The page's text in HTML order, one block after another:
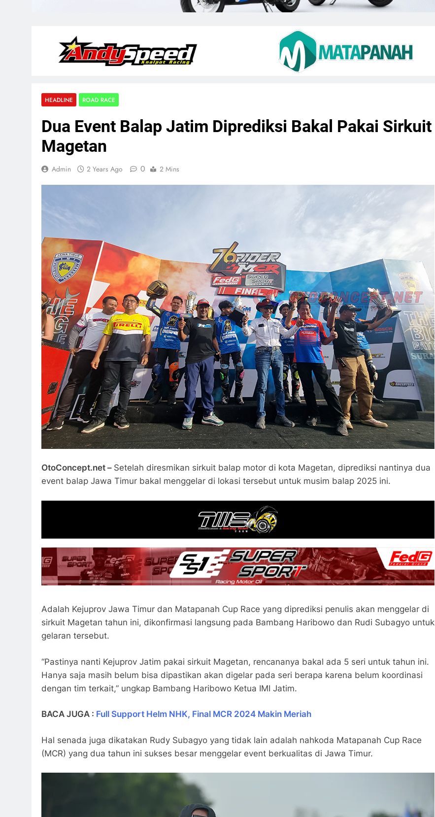
HEADLINE ROAD RACE
Dua Event Balap Jatim Diprediksi Bakal Pakai Sirkuit
Magetan
Admin 2 Years Ago 0 2 Mins
OtoConcept.net – Setelah diresmikan sirkuit balap motor di kota Magetan, diprediksi nantinya dua
event balap Jawa Timur bakal menggelar di lokasi tersebut untuk musim balap 2025 ini.
Adalah Kejuprov Jawa Timur dan Matapanah Cup Race yang diprediksi penulis akan menggelar di
sirkuit Magetan tahun ini, dikonfirmasi langsung pada Bambang Haribowo dan Rudi Subagyo untuk
gelaran tersebut.
“Pastinya nanti Kejuprov Jatim pakai sirkuit Magetan, rencananya bakal ada 5 seri untuk tahun ini.
Hanya saja masih belum bisa dipastikan akan digelar pada seri berapa karena belum koordinasi
dengan tim terkait,” ungkap Bambang Haribowo Ketua IMI Jatim.
BACA JUGA : Full Support Helm NHK, Final MCR 2024 Makin Meriah
Hal senada juga dikatakan Rudy Subagyo yang tidak lain adalah nahkoda Matapanah Cup Race
(MCR) yang dua tahun ini sukses besar menggelar event berkualitas di Jawa Timur.